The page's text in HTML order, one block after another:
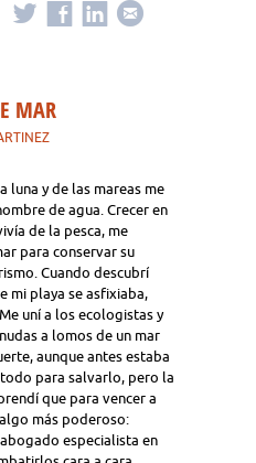
MAR
luna y de las mareas me
de agua. Crecer en
de la pesca, me
para conservar su
Cuando descubrí
mi playa se asfixiaba,
uní a los ecologistas y
a lomos de un mar
aunque antes estaba
para salvarlo, pero la
que para vencer a
más poderoso:
especialista en